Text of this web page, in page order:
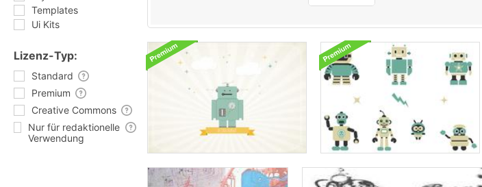
Templates
Ui Kits
Lizenz-Typ:
Standard
Premium
Creative Commons
Nur für redaktionelle
Verwendung